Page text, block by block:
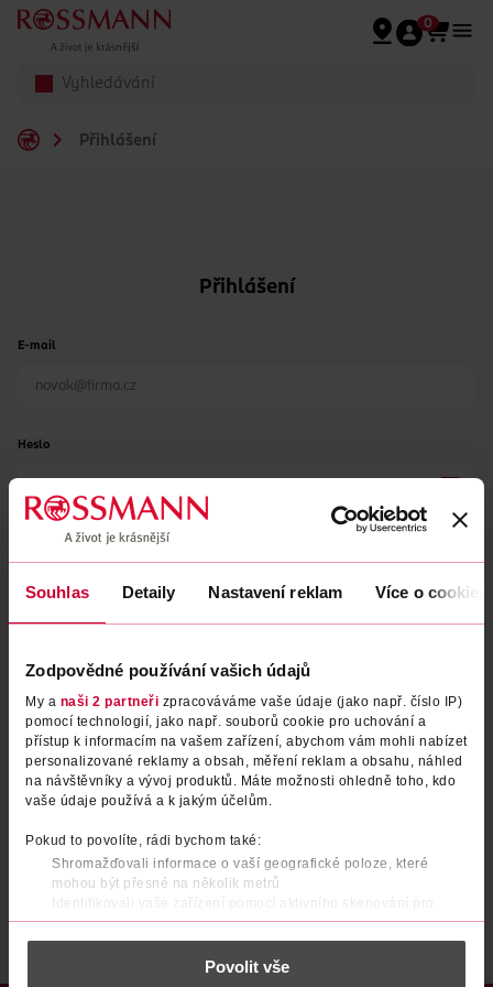
Souhlas Detaily Nastavení reklam Více o cookies
Zodpovědné používání vašich údajů
My a naši 2 partneři zpracováváme vaše údaje (jako např. číslo IP)
pomocí technologií, jako např. souborů cookie pro uchování a
přístup k informacím na vašem zařízení, abychom vám mohli nabízet
personalizované reklamy a obsah, měření reklam a obsahu, náhled
na návštěvníky a vývoj produktů. Máte možnosti ohledně toho, kdo
vaše údaje používá a k jakým účelům.
Pokud to povolíte, rádi bychom také:
Shromažďovali informace o vaší geografické poloze, které
mohou být přesné na několik metrů
Identifikovali vaše zařízení pomocí aktivního skenování pro
konkrétní charakteristiky (otisk prstu)
Zjistěte více o tom, jak zpracováváme vaše osobní údaje, a nastavte
části s podrobnostmi . Svůj souhlas můžete kdykoliv
Povolit vše
Přeskočit na hlavmní obsah
0
Přihlášení
Přihlášení
E-mail
Heslo
Zapomenuté heslo
PŘIHLÁSIT SE
Po registraci se stáváte členem ROSSMANN CLUBu a můžete čerpat výhody naplno. Zjistit více